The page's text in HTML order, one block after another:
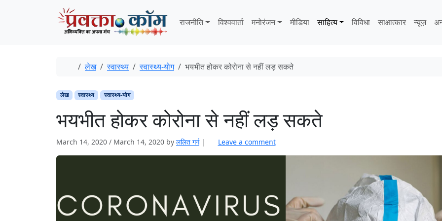
राजनीति
विश्ववार्ता मनोरंजन मीडिया साहित्‍य विविधा साक्षात्‍कार न्यूज़
Home
लेख स्वास्थ्य स्‍वास्‍थ्‍य-योग भयभीत होकर कोरोना से नहीं लड़ सकते
लेख स्वास्थ्य स्‍वास्‍थ्‍य-योग
भयभीत होकर कोरोना से नहीं लड़ सकते
March 14, 2020 / March 14, 2020 by ललित गर्ग | Leave a comment